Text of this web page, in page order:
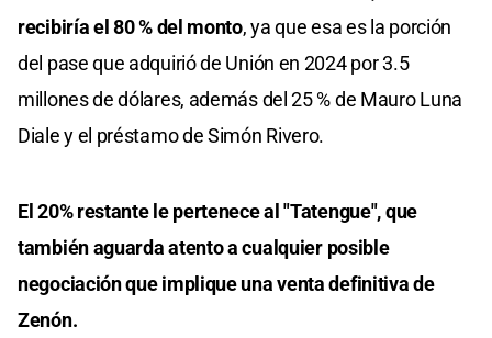
recibiría el 80 % del monto, ya que esa es la porción
del pase que adquirió de Unión en 2024 por 3.5
millones de dólares, además del 25 % de Mauro Luna
Diale y el préstamo de Simón Rivero.
El 20% restante le pertenece al "Tatengue", que
también aguarda atento a cualquier posible
negociación que implique una venta definitiva de
Zenón.